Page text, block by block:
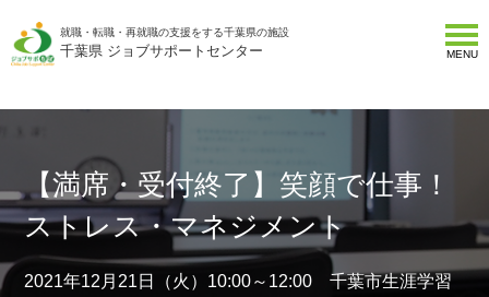
就職・転職・再就職の支援をする千葉県の施設
千葉県 ジョブサポートセンター MENU
【満席・受付終了】笑顔で仕事！
ストレス・マネジメント
2021年12月21日（火）10:00～12:00 千葉市生涯学習